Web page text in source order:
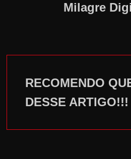
Milagre
RECOMENDO
DESSE ARTIGO!!!